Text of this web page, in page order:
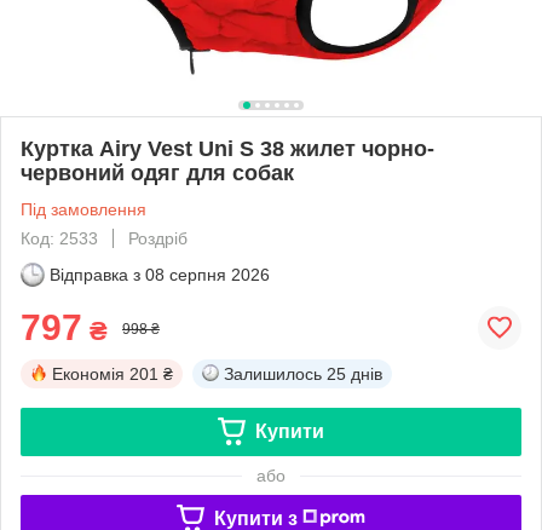
Куртка Airy Vest Uni S 38 жилет чорно-
червоний одяг для собак
Під замовлення
Код: 2533
Роздріб
Відправка з 08 серпня 2026
797 ₴ 998 ₴
Економія 201 ₴ Залишилось 25 днів
Купити
або
Купити з